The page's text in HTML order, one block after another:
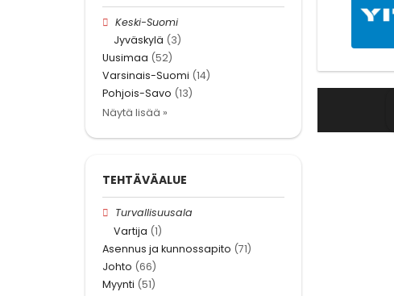
Keski-Suomi
Jyväskylä (3)
Uusimaa (52)
Varsinais-Suomi (14)
Pohjois-Savo (13)
Näytä lisää »
TEHTÄVÄALUE
Turvallisuusala
Vartija (1)
Asennus ja kunnossapito (71)
Johto (66)
Myynti (51)